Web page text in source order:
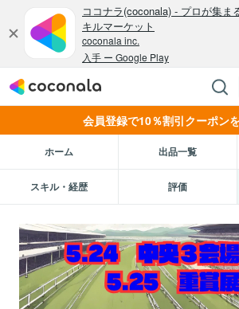
会員登録で10％割引クーポン
ホーム 出品一覧
スキル・経歴 評価